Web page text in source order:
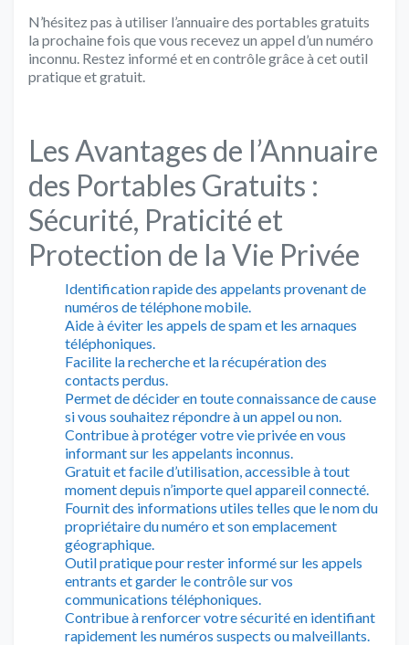
N’hésitez pas à utiliser l’annuaire des portables gratuits
la prochaine fois que vous recevez un appel d’un numéro
inconnu. Restez informé et en contrôle grâce à cet outil
pratique et gratuit.
Les Avantages de l’Annuaire
des Portables Gratuits :
Sécurité, Praticité et
Protection de la Vie Privée
Identification rapide des appelants provenant de
numéros de téléphone mobile.
Aide à éviter les appels de spam et les arnaques
téléphoniques.
Facilite la recherche et la récupération des
contacts perdus.
Permet de décider en toute connaissance de cause
si vous souhaitez répondre à un appel ou non.
Contribue à protéger votre vie privée en vous
informant sur les appelants inconnus.
Gratuit et facile d’utilisation, accessible à tout
moment depuis n’importe quel appareil connecté.
Fournit des informations utiles telles que le nom du
propriétaire du numéro et son emplacement
géographique.
Outil pratique pour rester informé sur les appels
entrants et garder le contrôle sur vos
communications téléphoniques.
Contribue à renforcer votre sécurité en identifiant
rapidement les numéros suspects ou malveillants.